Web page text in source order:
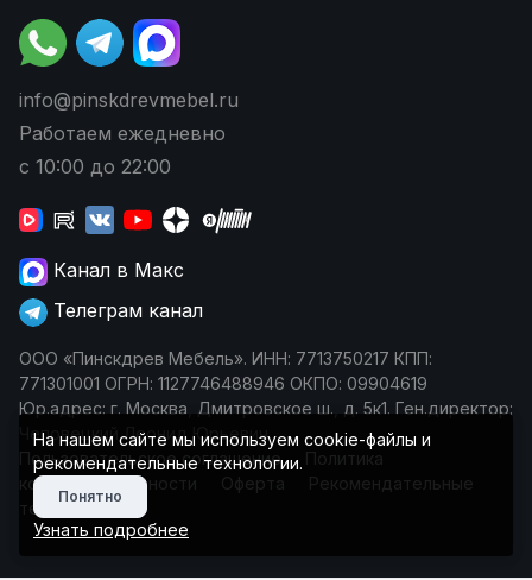
info@pinskdrevmebel.ru
Работаем ежедневно
с 10:00 до 22:00
Канал в Макс
Телеграм канал
ООО «Пинскдрев Мебель». ИНН: 7713750217 КПП:
771301001 ОГРН: 1127746488946 ОКПО: 09904619
Юр.адрес: г. Москва, Дмитровское ш., д. 5к1. Ген.директор:
Чеповецкий Леонид Юрьевич
Пользовательское соглашение
Политика
конфиденциальности
Оферта
Рекомендательные
технологии
На нашем сайте мы используем cookie-файлы и
рекомендательные технологии.
Понятно
Узнать подробнее